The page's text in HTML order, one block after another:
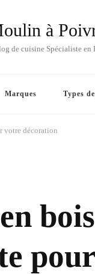
à
de cuisine Spécialiste en
Marques Types
votre décoration